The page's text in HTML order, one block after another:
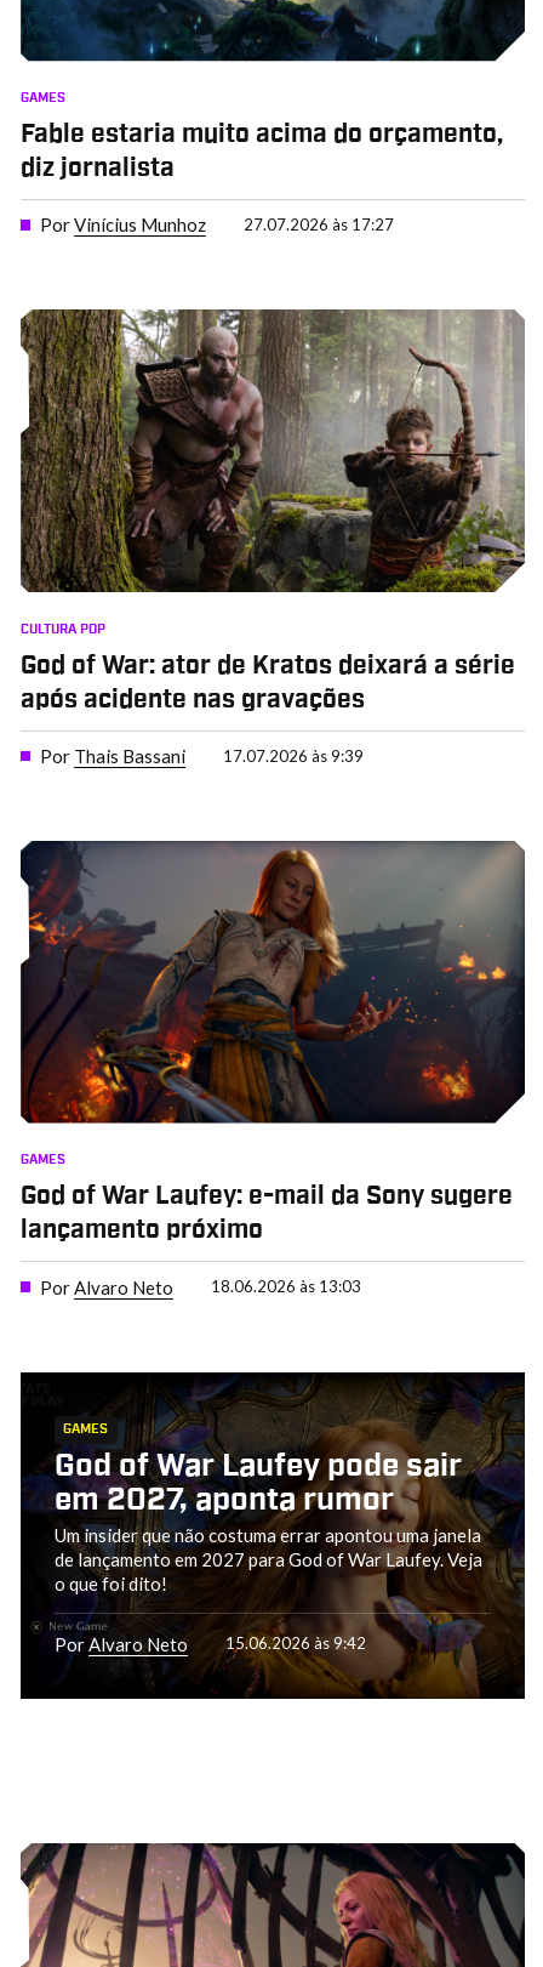
GAMES
Fable estaria muito acima do orçamento,
diz jornalista
PorVinícius Munhoz 27.07.2026 às 17:27
CULTURA POP
God of War: ator de Kratos deixará a série
após acidente nas gravações
Por Thais Bassani 17.07.2026 às 9:39
GAMES
God of War Laufey: e-mail da Sony sugere
lançamento próximo
PorAlvaro Neto 18.06.2026 às 13:03
GAMES
God of War Laufey pode sair
em 2027, aponta rumor
Um insider que não costuma errar apontou uma janela
de lançamento em 2027 para God of War Laufey. Veja
o que foi dito!
PorAlvaro Neto 15.06.2026 às 9:42